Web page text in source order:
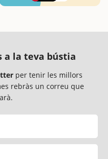
a la teva bústia
per tenir les millors
rebràs un correu que